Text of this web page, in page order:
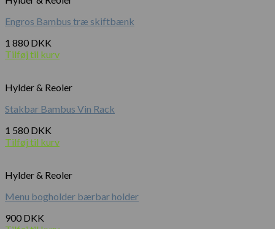
Engros Bambus træ skiftbænk
1 880 DKK
Tilføj til kurv
Hylder & Reoler
Stakbar Bambus Vin Rack
1 580 DKK
Tilføj til kurv
Hylder & Reoler
Menu bogholder bærbar holder
900 DKK